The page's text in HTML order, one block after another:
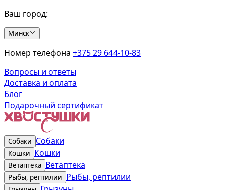
Ваш город:
Минск
Номер телефона +375 29 644-10-83
Вопросы и ответы
Доставка и оплата
Блог
Подарочный сертификат
Собаки Собаки
Кошки Кошки
Ветаптека Ветаптека
Рыбы, рептилии Рыбы, рептилии